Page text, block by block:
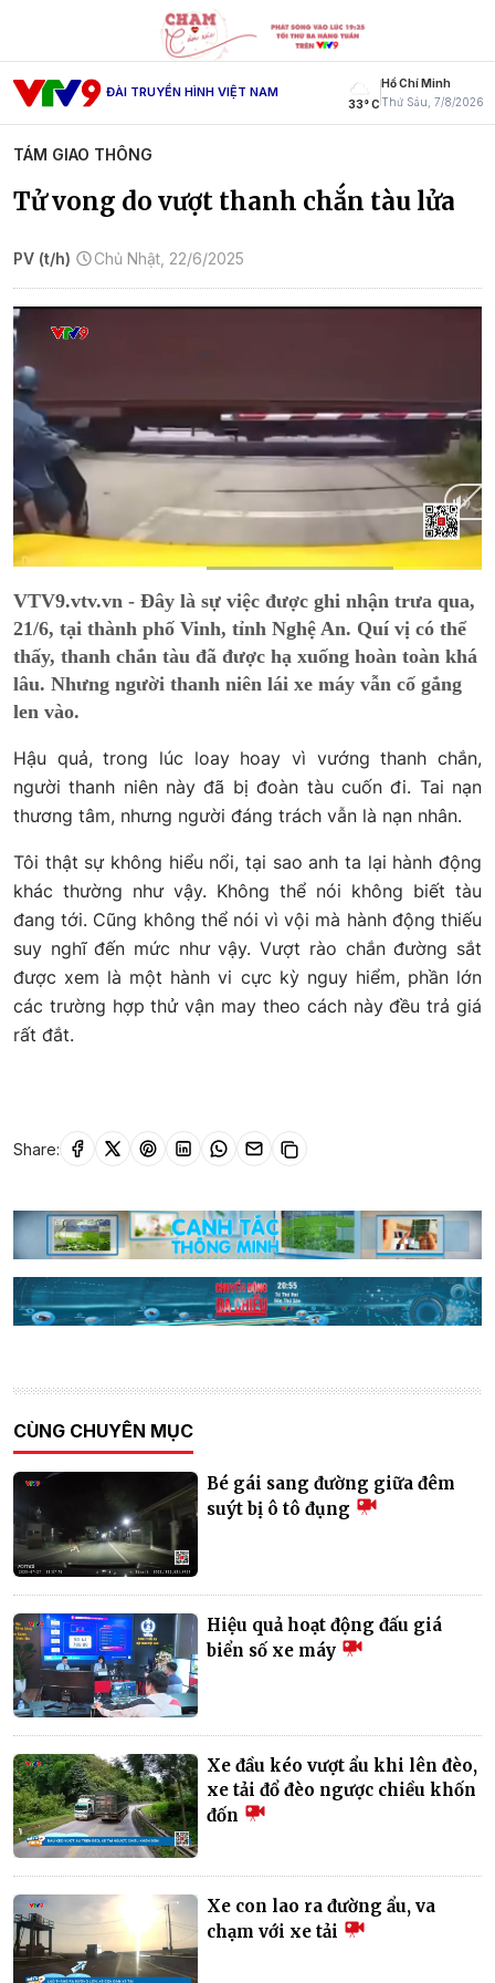
ĐÀI TRUYỀN HÌNH VIỆT NAM
33° C
Hồ Chí Minh
Thứ Sáu, 7/8/2026
TÁM GIAO THÔNG
Tử vong do vượt thanh chắn tàu lửa
PV (t/h) Chủ Nhật, 22/6/2025
Time
VTV9.vtv.vn - Đây là sự việc được ghi nhận trưa qua,
21/6, tại thành phố Vinh, tỉnh Nghệ An. Quí vị có thể
thấy, thanh chắn tàu đã được hạ xuống hoàn toàn khá
lâu. Nhưng người thanh niên lái xe máy vẫn cố gắng
len vào.
Hậu quả, trong lúc loay hoay vì vướng thanh chắn,
người thanh niên này đã bị đoàn tàu cuốn đi. Tai nạn
thương tâm, nhưng người đáng trách vẫn là nạn nhân.
Tôi thật sự không hiểu nổi, tại sao anh ta lại hành động
khác thường như vậy. Không thể nói không biết tàu
đang tới. Cũng không thể nói vì vội mà hành động thiếu
suy nghĩ đến mức như vậy. Vượt rào chắn đường sắt
được xem là một hành vi cực kỳ nguy hiểm, phần lớn
các trường hợp thử vận may theo cách này đều trả giá
rất đắt.
Share:
CÙNG CHUYÊN MỤC
Bé gái sang đường giữa đêm
suýt bị ô tô đụng
Hiệu quả hoạt động đấu giá
biển số xe máy
Xe đầu kéo vượt ẩu khi lên đèo,
xe tải đổ đèo ngược chiều khốn
đốn
Xe con lao ra đường ẩu, va
chạm với xe tải